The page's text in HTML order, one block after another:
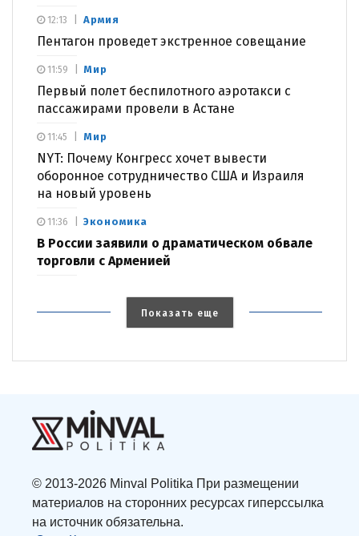
Армия
Пентагон проведет экстренное совещание
12:13
Мир
Первый полет беспилотного аэротакси с
пассажирами провели в Астане
11:59
Мир
NYT: Почему Конгресс хочет вывести
оборонное сотрудничество США и Израиля
на новый уровень
11:45
Экономика
В России заявили о драматическом обвале
торговли с Арменией
11:36
Показать еще
© 2013-2026 Minval Politika При размещении
материалов на сторонних ресурсах гиперссылка
на источник обязательна.